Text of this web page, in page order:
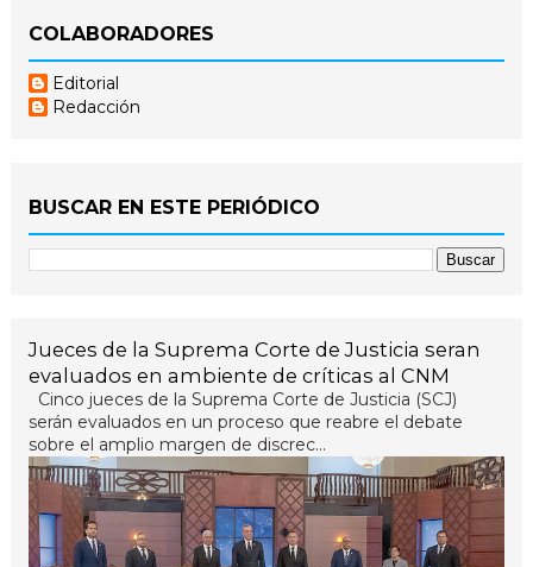
COLABORADORES
Editorial
Redacción
BUSCAR EN ESTE PERIÓDICO
Jueces de la Suprema Corte de Justicia seran
evaluados en ambiente de críticas al CNM
Cinco jueces de la Suprema Corte de Justicia (SCJ)
serán evaluados en un proceso que reabre el debate
sobre el amplio margen de discrec...